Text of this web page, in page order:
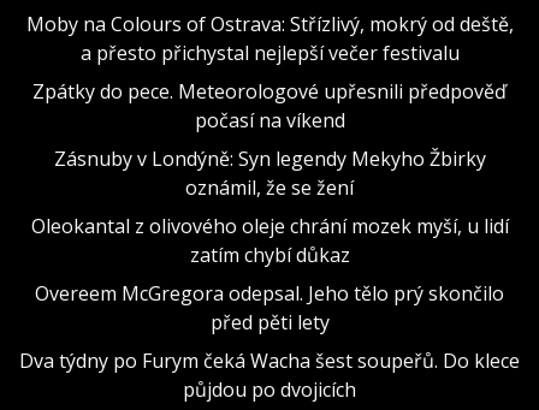
Moby na Colours of Ostrava: Střízlivý, mokrý od deště,
a přesto přichystal nejlepší večer festivalu
Zpátky do pece. Meteorologové upřesnili předpověď
počasí na víkend
Zásnuby v Londýně: Syn legendy Mekyho Žbirky
oznámil, že se žení
Oleokantal z olivového oleje chrání mozek myší, u lidí
zatím chybí důkaz
Overeem McGregora odepsal. Jeho tělo prý skončilo
před pěti lety
Dva týdny po Furym čeká Wacha šest soupeřů. Do klece
půjdou po dvojicích